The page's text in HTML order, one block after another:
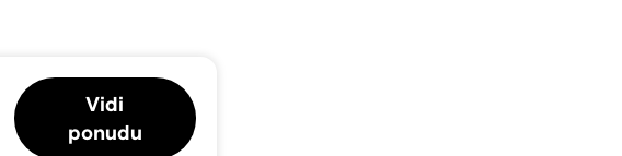
Vidi
ponudu